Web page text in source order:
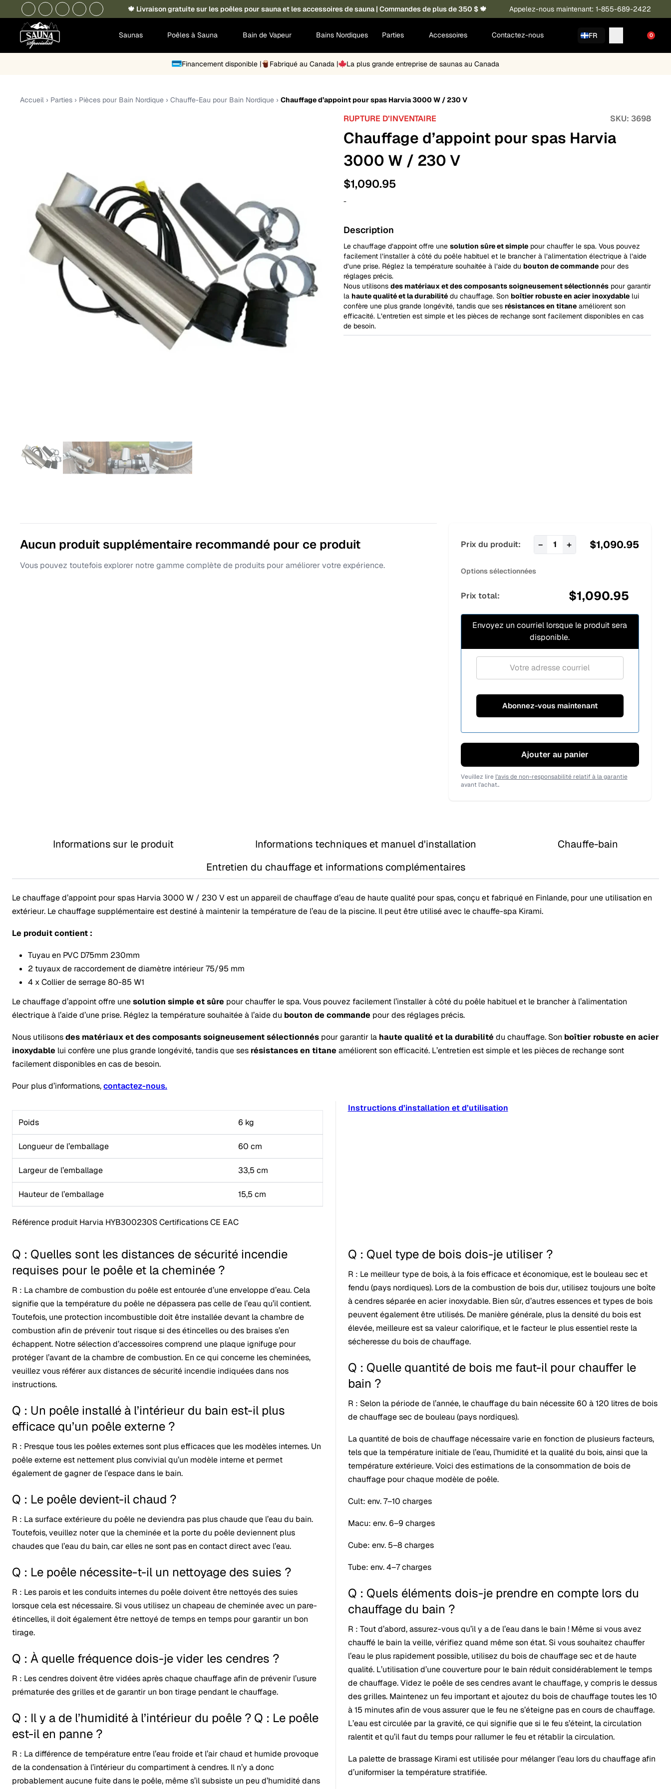
🍁 Livraison gratuite sur les poêles pour sauna et les accessoires de sauna | Commandes de plus de 350 $ 🍁 Appelez-nous maintenant: 1-855-689-2422
Saunas Poêles à Sauna Bain de Vapeur Bains Nordiques Parties Accessoires Contactez-nous FR 0
Financement disponible | Fabriqué au Canada | La plus grande entreprise de saunas au Canada
Accueil › Parties › Pièces pour Bain Nordique › Chauffe-Eau pour Bain Nordique › Chauffage d’appoint pour spas Harvia 3000 W / 230 V
RUPTURE D’INVENTAIRE SKU: 3698
Chauffage d’appoint pour spas Harvia
3000 W / 230 V
$1,090.95
-
Description
Le chauffage d’appoint offre une solution sûre et simple pour chauffer le spa. Vous pouvez
facilement l’installer à côté du poêle habituel et le brancher à l’alimentation électrique à l’aide
d’une prise. Réglez la température souhaitée à l’aide du bouton de commande pour des
réglages précis.
Nous utilisons des matériaux et des composants soigneusement sélectionnés pour garantir
la haute qualité et la durabilité du chauffage. Son boîtier robuste en acier inoxydable lui
confère une plus grande longévité, tandis que ses résistances en titane améliorent son
efficacité. L’entretien est simple et les pièces de rechange sont facilement disponibles en cas
de besoin.
Aucun produit supplémentaire recommandé pour ce produit
Vous pouvez toutefois explorer notre gamme complète de produits pour améliorer votre expérience.
Prix du produit: − 1 + $1,090.95
Options sélectionnées
Prix total: $1,090.95
Envoyez un courriel lorsque le produit sera
disponible.
Ajouter au panier
Veuillez lire l'avis de non-responsabilité relatif à la garantie
avant l'achat..
Informations sur le produit Informations techniques et manuel d'installation
Chauffe-bain
Entretien du chauffage et informations complémentaires
Le chauffage d’appoint pour spas Harvia 3000 W / 230 V est un appareil de chauffage d’eau de haute qualité pour spas, conçu et fabriqué en Finlande, pour une utilisation en
extérieur. Le chauffage supplémentaire est destiné à maintenir la température de l’eau de la piscine. Il peut être utilisé avec le chauffe-spa Kirami.
Le produit contient :
Tuyau en PVC D75mm 230mm
2 tuyaux de raccordement de diamètre intérieur 75/95 mm
4 x Collier de serrage 80-85 W1
Le chauffage d’appoint offre unesolution simple et sûre pour chauffer le spa. Vous pouvez facilement l’installer à côté du poêle habituel et le brancher à l’alimentation
électrique à l’aide d’une prise. Réglez la température souhaitée à l’aide du bouton de commande pour des réglages précis.
Nous utilisonsdes matériaux et des composants soigneusement sélectionnés pour garantir la haute qualité et la durabilité du chauffage. Son boîtier robuste en acier
inoxydable lui confère une plus grande longévité, tandis que ses résistances en titane améliorent son efficacité. L’entretien est simple et les pièces de rechange sont
facilement disponibles en cas de besoin.
Pour plus d’informations,contactez-nous.
Poids 6 kg
Longueur de l’emballage 60 cm
Largeur de l’emballage 33,5 cm
Hauteur de l’emballage 15,5 cm
Référence produit Harvia HYB300230S Certifications CE EAC
Instructions d’installation et d’utilisation
Q : Quelles sont les distances de sécurité incendie
requises pour le poêle et la cheminée ?
R : La chambre de combustion du poêle est entourée d’une enveloppe d’eau. Cela
signifie que la température du poêle ne dépassera pas celle de l’eau qu’il contient.
Toutefois, une protection incombustible doit être installée devant la chambre de
combustion afin de prévenir tout risque si des étincelles ou des braises s’en
échappent. Notre sélection d’accessoires comprend une plaque ignifuge pour
protéger l’avant de la chambre de combustion. En ce qui concerne les cheminées,
veuillez vous référer aux distances de sécurité incendie indiquées dans nos
instructions.
Q : Un poêle installé à l’intérieur du bain est-il plus
efficace qu’un poêle externe ?
R : Presque tous les poêles externes sont plus efficaces que les modèles internes. Un
poêle externe est nettement plus convivial qu’un modèle interne et permet
également de gagner de l’espace dans le bain.
Q : Le poêle devient-il chaud ?
R : La surface extérieure du poêle ne deviendra pas plus chaude que l’eau du bain.
Toutefois, veuillez noter que la cheminée et la porte du poêle deviennent plus
chaudes que l’eau du bain, car elles ne sont pas en contact direct avec l’eau.
Q : Le poêle nécessite-t-il un nettoyage des suies ?
R : Les parois et les conduits internes du poêle doivent être nettoyés des suies
lorsque cela est nécessaire. Si vous utilisez un chapeau de cheminée avec un pare-
étincelles, il doit également être nettoyé de temps en temps pour garantir un bon
tirage.
Q : À quelle fréquence dois-je vider les cendres ?
R : Les cendres doivent être vidées après chaque chauffage afin de prévenir l’usure
prématurée des grilles et de garantir un bon tirage pendant le chauffage.
Q : Il y a de l’humidité à l’intérieur du poêle ? Q : Le poêle
est-il en panne ?
R : La différence de température entre l’eau froide et l’air chaud et humide provoque
de la condensation à l’intérieur du compartiment à cendres. Il n’y a donc
probablement aucune fuite dans le poêle, même s’il subsiste un peu d’humidité dans
Q : Quel type de bois dois-je utiliser ?
R : Le meilleur type de bois, à la fois efficace et économique, est le bouleau sec et
fendu (pays nordiques). Lors de la combustion de bois dur, utilisez toujours une boîte
à cendres séparée en acier inoxydable. Bien sûr, d’autres essences et types de bois
peuvent également être utilisés. De manière générale, plus la densité du bois est
élevée, meilleure est sa valeur calorifique, et le facteur le plus essentiel reste la
sécheresse du bois de chauffage.
Q : Quelle quantité de bois me faut-il pour chauffer le
bain ?
R : Selon la période de l’année, le chauffage du bain nécessite 60 à 120 litres de bois
de chauffage sec de bouleau (pays nordiques).
La quantité de bois de chauffage nécessaire varie en fonction de plusieurs facteurs,
tels que la température initiale de l’eau, l’humidité et la qualité du bois, ainsi que la
température extérieure. Voici des estimations de la consommation de bois de
chauffage pour chaque modèle de poêle.
Cult: env. 7–10 charges
Macu: env. 6–9 charges
Cube: env. 5–8 charges
Tube: env. 4–7 charges
Q : Quels éléments dois-je prendre en compte lors du
chauffage du bain ?
R : Tout d’abord, assurez-vous qu’il y a de l’eau dans le bain ! Même si vous avez
chauffé le bain la veille, vérifiez quand même son état. Si vous souhaitez chauffer
l’eau le plus rapidement possible, utilisez du bois de chauffage sec et de haute
qualité. L’utilisation d’une couverture pour le bain réduit considérablement le temps
de chauffage. Videz le poêle de ses cendres avant le chauffage, y compris le dessus
des grilles. Maintenez un feu important et ajoutez du bois de chauffage toutes les 10
à 15 minutes afin de vous assurer que le feu ne s’éteigne pas en cours de chauffage.
L’eau est circulée par la gravité, ce qui signifie que si le feu s’éteint, la circulation
ralentit et qu’il faut du temps pour rallumer le feu et rétablir la circulation.
La palette de brassage Kirami est utilisée pour mélanger l’eau lors du chauffage afin
d’uniformiser la température stratifiée.